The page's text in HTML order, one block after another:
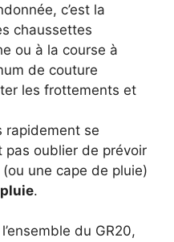
c’est la
chaussettes
ou à la course à
de couture
les frottements et
rapidement se
pas oublier de prévoir
(ou une cape de pluie)
.
du GR20,